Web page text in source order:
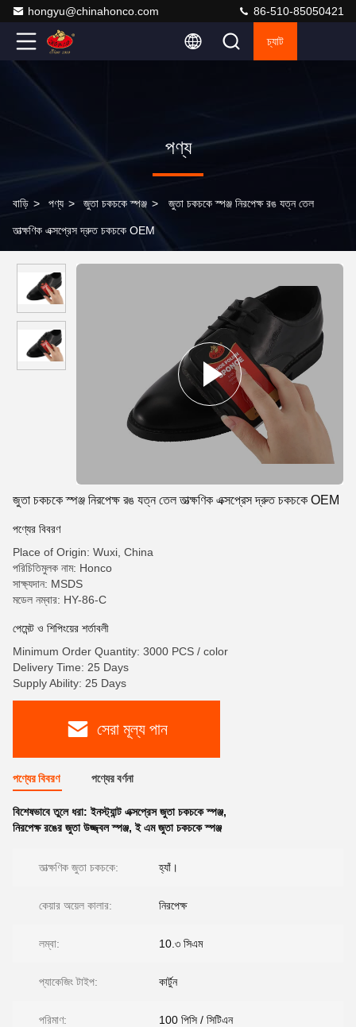
hongyu@chinahonco.com 86-510-85050421
চ্যাট
পণ্য
বাড়ি > পণ্য > জুতা চকচকে স্পঞ্জ > জুতা চকচকে স্পঞ্জ নিরপেক্ষ রঙ যত্ন তেল
তাত্ক্ষণিক এক্সপ্রেস দ্রুত চকচকে OEM
জুতা চকচকে স্পঞ্জ নিরপেক্ষ রঙ যত্ন তেল তাত্ক্ষণিক এক্সপ্রেস দ্রুত চকচকে OEM
পণ্যের বিবরণ
Place of Origin: Wuxi, China
পরিচিতিমুলক নাম: Honco
সাক্ষ্যদান: MSDS
মডেল নম্বার: HY-86-C
পেমেন্ট ও শিপিংয়ের শর্তাবলী
Minimum Order Quantity: 3000 PCS / color
Delivery Time: 25 Days
Supply Ability: 25 Days
সেরা মূল্য পান
পণ্যের বিবরণ পণ্যের বর্ণনা
বিশেষভাবে তুলে ধরা:ইনস্ট্যান্ট এক্সপ্রেস জুতা চকচকে স্পঞ্জ,
নিরপেক্ষ রঙের জুতা উজ্জ্বল স্পঞ্জ,ই এম জুতা চকচকে স্পঞ্জ
তাত্ক্ষণিক জুতা চকচকে: হ্যাঁ।
কেয়ার অয়েল কালার: নিরপেক্ষ
লম্বা: 10.৩ সিএম
প্যাকেজিং টাইপ: কার্টুন
পরিমাণ: 100 পিসি / সিটিএন